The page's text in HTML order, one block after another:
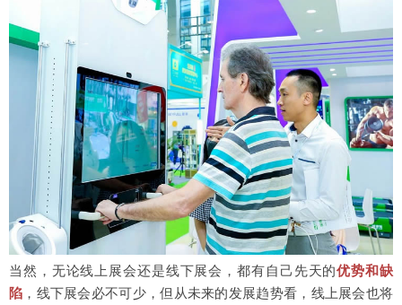
当然，无论线上展会还是线下展会，都有自己先天的优势和缺
陷 ，线下展会必不可少，但从未来的发展趋势看，线上展会也将